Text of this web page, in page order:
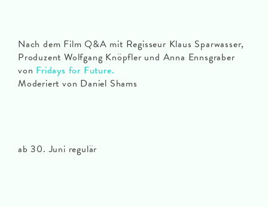
Nach dem Film Q&A mit Regisseur Klaus Sparwasser,
Produzent Wolfgang Knöpfler und Anna Ennsgraber
von Fridays for Future.
Moderiert von Daniel Shams
ab 30. Juni regulär